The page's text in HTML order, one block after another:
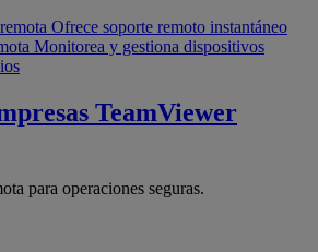
Ofrece soporte remoto instantáneo
Monitorea y gestiona dispositivos
TeamViewer
para operaciones seguras.